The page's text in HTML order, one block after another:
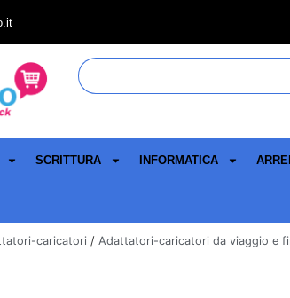
SCRITTURA INFORMATICA
caricatori / Adattatori-caricatori da viaggio e